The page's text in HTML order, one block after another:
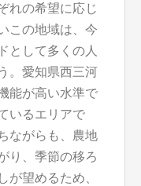
れの希望に応じ
この地域は、今
として多くの人
。愛知県西三河
能が高い水準で
いるエリアで
ながらも、農地
り、季節の移ろ
が望めるため、